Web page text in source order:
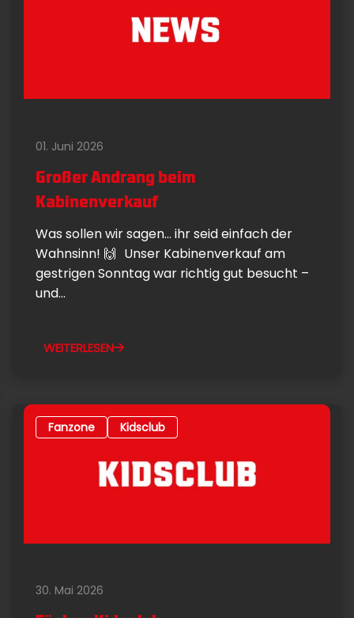
01. Juni 2026
Großer Andrang beim
Kabinenverkauf
Was sollen wir sagen… ihr seid einfach der
Wahnsinn! 🙌 Unser Kabinenverkauf am
gestrigen Sonntag war richtig gut besucht –
und...
WEITERLESEN
Fanzone Kidsclub
30. Mai 2026